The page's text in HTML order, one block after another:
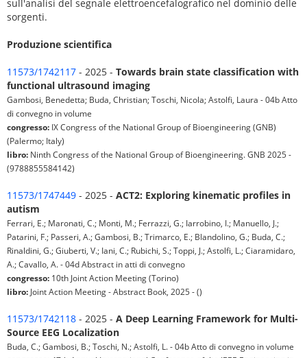
sull'analisi del segnale elettroencefalografico nel dominio delle
sorgenti.
Produzione scientifica
11573/1742117 - 2025 - Towards brain state classification with
functional ultrasound imaging
Gambosi, Benedetta; Buda, Christian; Toschi, Nicola; Astolfi, Laura - 04b Atto
di convegno in volume
congresso: IX Congress of the National Group of Bioengineering (GNB)
(Palermo; Italy)
libro: Ninth Congress of the National Group of Bioengineering. GNB 2025 -
(9788855584142)
11573/1747449 - 2025 - ACT2: Exploring kinematic profiles in
autism
Ferrari, E.; Maronati, C.; Monti, M.; Ferrazzi, G.; Iarrobino, I.; Manuello, J.;
Patarini, F.; Passeri, A.; Gambosi, B.; Trimarco, E.; Blandolino, G.; Buda, C.;
Rinaldini, G.; Giuberti, V.; Iani, C.; Rubichi, S.; Toppi, J.; Astolfi, L.; Ciaramidaro,
A.; Cavallo, A. - 04d Abstract in atti di convegno
congresso: 10th Joint Action Meeting (Torino)
libro: Joint Action Meeting - Abstract Book, 2025 - ()
11573/1742118 - 2025 - A Deep Learning Framework for Multi-
Source EEG Localization
Buda, C.; Gambosi, B.; Toschi, N.; Astolfi, L. - 04b Atto di convegno in volume